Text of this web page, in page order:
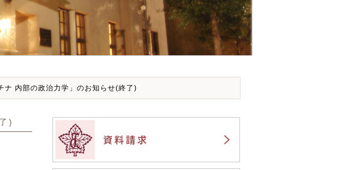
ナ 内部の政治力学」のお知らせ(終了)
)